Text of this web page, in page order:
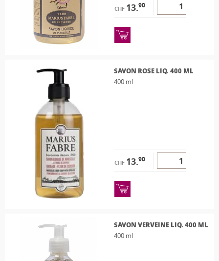
CHF 13.90
SAVON ROSE LIQ. 400 ML
400 ml
CHF 13.90
SAVON VERVEINE LIQ. 400 ML
400 ml